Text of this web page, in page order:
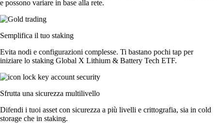
e possono variare in base alla rete.
Semplifica il tuo staking
Evita nodi e configurazioni complesse. Ti bastano pochi tap per
iniziare lo staking Global X Lithium & Battery Tech ETF.
Sfrutta una sicurezza multilivello
Difendi i tuoi asset con sicurezza a più livelli e crittografia, sia in cold
storage che in staking.